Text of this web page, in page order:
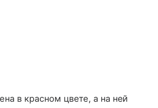
в красном цвете, а на ней